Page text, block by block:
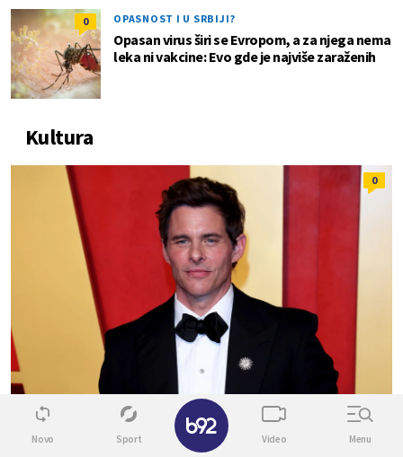
0 OPASNOST I U SRBIJI?
Opasan virus širi se Evropom, a za njega nema
leka ni vakcine: Evo gde je najviše zaraženih
Kultura
0
FILM/TV
Novo Sport Video Menu
✕